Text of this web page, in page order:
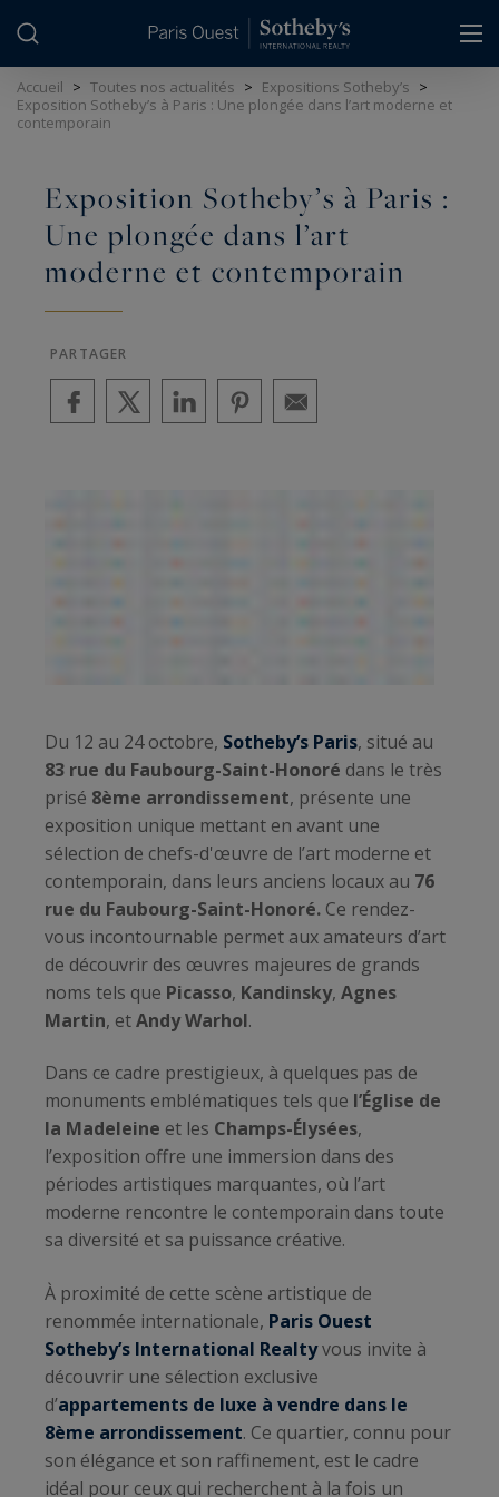
Accueil > Toutes nos actualités > Expositions Sotheby’s >
Exposition Sotheby’s à Paris : Une plongée dans l’art moderne et
contemporain
Exposition Sotheby’s à Paris :
Une plongée dans l’art
moderne et contemporain
PARTAGER
Du 12 au 24 octobre, Sotheby’s Paris, situé au
83 rue du Faubourg-Saint-Honoré dans le très
prisé 8ème arrondissement, présente une
exposition unique mettant en avant une
sélection de chefs-d'œuvre de l’art moderne et
contemporain, dans leurs anciens locaux au 76
rue du Faubourg-Saint-Honoré. Ce rendez-
vous incontournable permet aux amateurs d’art
de découvrir des œuvres majeures de grands
noms tels que Picasso, Kandinsky, Agnes
Martin, etAndy Warhol.
Dans ce cadre prestigieux, à quelques pas de
monuments emblématiques tels que l’Église de
la Madeleine et les Champs-Élysées,
l’exposition offre une immersion dans des
périodes artistiques marquantes, où l’art
moderne rencontre le contemporain dans toute
sa diversité et sa puissance créative.
À proximité de cette scène artistique de
renommée internationale, Paris Ouest
Sotheby’s International Realtyvous invite à
découvrir une sélection exclusive
d’appartements de luxe à vendre dans le
8ème arrondissement. Ce quartier, connu pour
son élégance et son raffinement, est le cadre
idéal pour ceux qui recherchent à la fois un